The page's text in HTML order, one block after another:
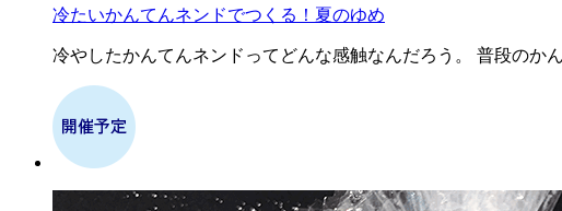
冷たいかんてんネンドでつくる！夏のゆめ
冷やしたかんてんネンドってどんな感触なんだろう。 普段のか